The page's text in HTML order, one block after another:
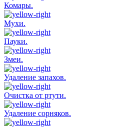
Комары.
Мухи.
Пауки.
Змеи.
Удаление запахов.
Очистка от ртути.
Удаление сорняков.